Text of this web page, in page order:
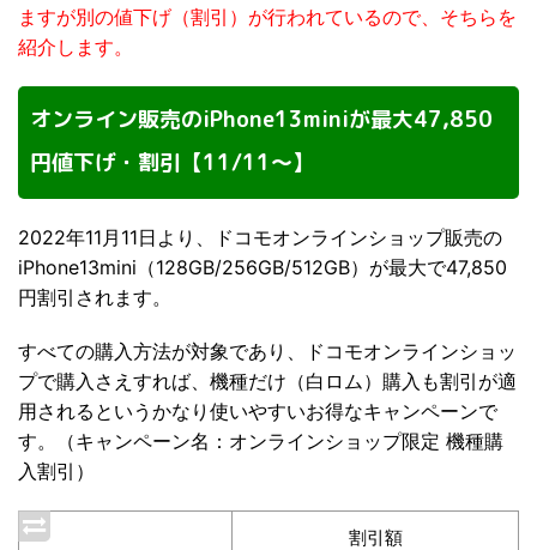
ますが別の値下げ（割引）が行われているので、そちらを
紹介します。
オンライン販売のiPhone13miniが最大47,850
円値下げ・割引【11/11～】
2022年11月11日より、ドコモオンラインショップ販売の
iPhone13mini（128GB/256GB/512GB）が最大で47,850
円割引されます。
すべての購入方法が対象であり、ドコモオンラインショッ
プで購入さえすれば、機種だけ（白ロム）購入も割引が適
用されるというかなり使いやすいお得なキャンペーンで
す。（キャンペーン名：オンラインショップ限定 機種購
入割引）
割引額